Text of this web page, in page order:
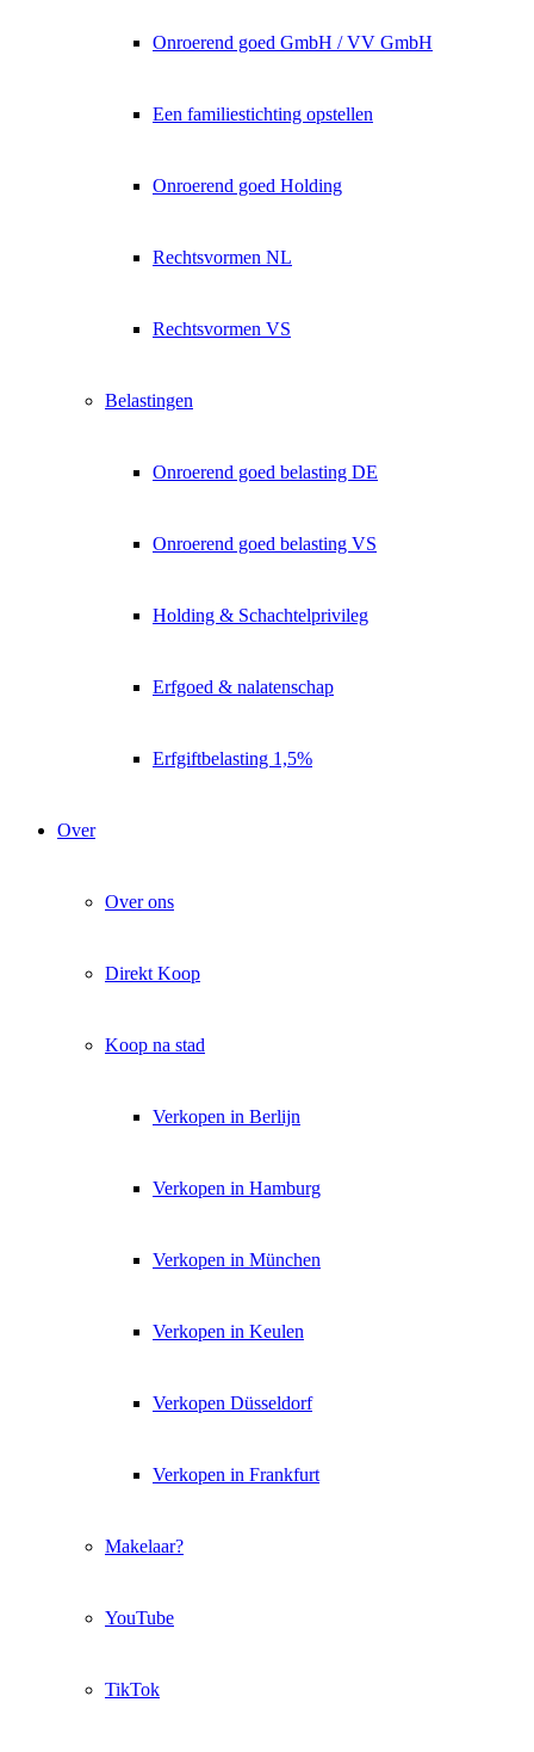
Onroerend goed GmbH / VV GmbH
Een familiestichting opstellen
Onroerend goed Holding
Rechtsvormen NL
Rechtsvormen VS
Belastingen
Onroerend goed belasting DE
Onroerend goed belasting VS
Holding & Schachtelprivileg
Erfgoed & nalatenschap
Erfgiftbelasting 1,5%
Over
Over ons
Direkt Koop
Koop na stad
Verkopen in Berlijn
Verkopen in Hamburg
Verkopen in München
Verkopen in Keulen
Verkopen Düsseldorf
Verkopen in Frankfurt
Makelaar?
YouTube
TikTok